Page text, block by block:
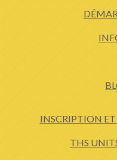
INSCRIPTION
THS